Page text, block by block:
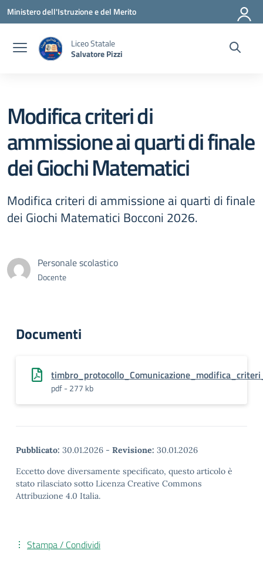
Vai ai contenuti
Vai al menu di navigazione
Vai al footer
Ministero dell'Istruzione e del Merito
Liceo Statale
Salvatore Pizzi
Modifica criteri di
ammissione ai quarti di finale
dei Giochi Matematici
Modifica criteri di ammissione ai quarti di finale
dei Giochi Matematici Bocconi 2026.
Personale scolastico
Docente
Documenti
pdf - 277 kb
Pubblicato: 30.01.2026 - Revisione: 30.01.2026
Eccetto dove diversamente specificato, questo articolo è
stato rilasciato sotto Licenza Creative Commons
Attribuzione 4.0 Italia.
Stampa / Condividi